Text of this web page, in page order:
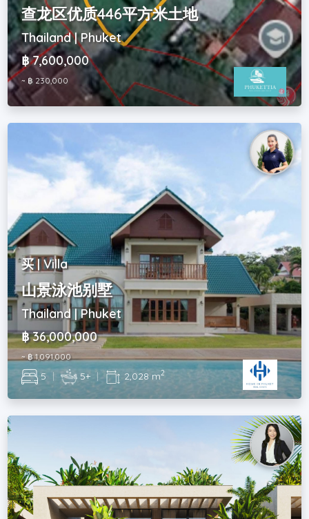
查龙区优质446平方米土地
Thailand | Phuket
฿ 7,600,000
~ ฿ 230,000
买 | Villa
山景泳池别墅
Thailand | Phuket
฿ 36,000,000
~ ฿ 1,091,000
5 | 5+ | 2,028 m2